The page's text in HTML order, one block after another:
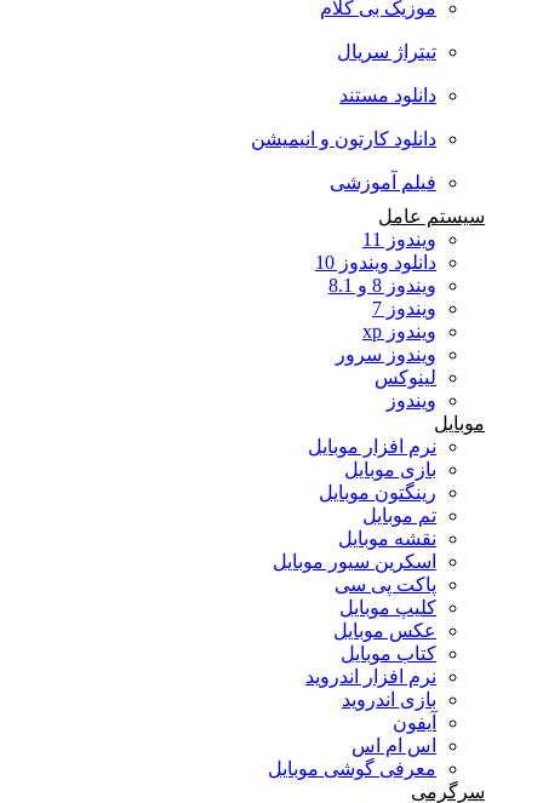
موزیک بی کلام
تیتراژ سریال
دانلود مستند
دانلود کارتون و انیمیشن
فیلم آموزشی
سیستم عامل
ویندوز 11
دانلود ویندوز 10
ویندوز 8 و 8.1
ویندوز 7
ویندوز xp
ویندوز سرور
لینوکس
ویندوز
موبایل
نرم افزار موبایل
بازی موبایل
رینگتون موبایل
تم موبایل
نقشه موبایل
اسکرین سیور موبایل
پاکت پی سی
کلیپ موبایل
عکس موبایل
کتاب موبایل
نرم افزار اندروید
بازی اندروید
آیفون
اس ام اس
معرفی گوشی موبایل
سرگرمی